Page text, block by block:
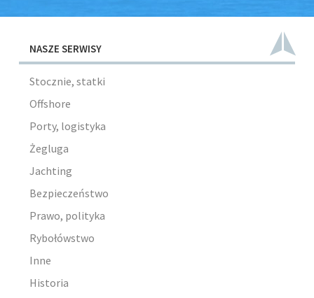
NASZE SERWISY
Stocznie, statki
Offshore
Porty, logistyka
Żegluga
Jachting
Bezpieczeństwo
Prawo, polityka
Rybołówstwo
Inne
Historia